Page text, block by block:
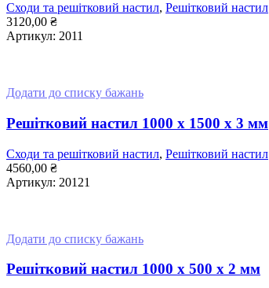
Сходи та решітковий настил, Решітковий настил
3120,00 ₴
Артикул: 2011
Додати до списку бажань
Решітковий настил 1000 x 1500 x 3 мм
Сходи та решітковий настил, Решітковий настил
4560,00 ₴
Артикул: 20121
Додати до списку бажань
Решітковий настил 1000 x 500 x 2 мм